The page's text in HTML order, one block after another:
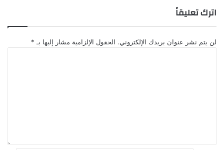
اترك تعليقاً
لن يتم نشر عنوان بريدك الإلكتروني. الحقول الإلزامية مشار إليها بـ *